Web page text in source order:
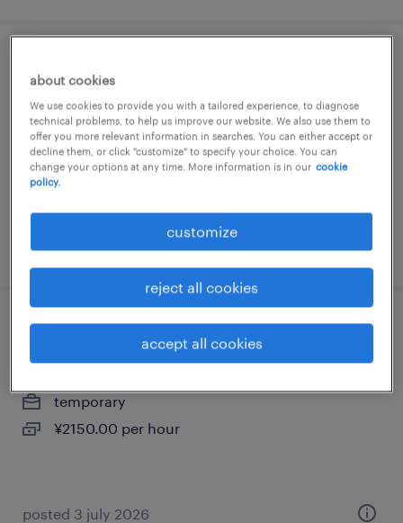
査、マシンオペレーター
群馬県高崎市, 群馬県
temporary
¥1500.00 per hour
posted 8 july 2026
看護師・准看護師
temporary
¥2150.00 per hour
posted 3 july 2026
about cookies
We use cookies to provide you with a tailored experience, to diagnose
technical problems, to help us improve our website. We also use them to
offer you more relevant information in searches. You can either accept or
decline them, or click "customize" to specify your choice. You can
change your options at any time. More information is in our cookie
policy.
customize
reject all cookies
accept all cookies